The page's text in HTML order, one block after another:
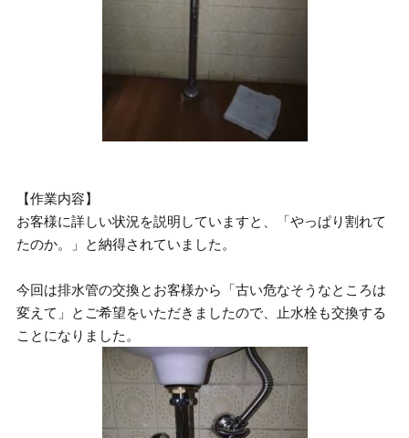
【作業内容】
お客様に詳しい状況を説明していますと、「やっぱり割れて
たのか。」と納得されていました。
今回は排水管の交換とお客様から「古い危なそうなところは
変えて」とご希望をいただきましたので、止水栓も交換する
ことになりました。